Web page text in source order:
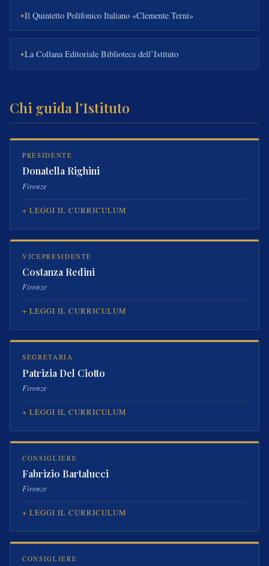
Il Quintetto Polifonico Italiano «Clemente Terni»
La Collana Editoriale Biblioteca dell’Istituto
Chi guida l’Istituto
PRESIDENTE
Donatella Righini
Firenze
LEGGI IL CURRICULUM
VICEPRESIDENTE
Costanza Redini
Firenze
LEGGI IL CURRICULUM
SEGRETARIA
Patrizia Del Ciotto
Firenze
LEGGI IL CURRICULUM
CONSIGLIERE
Fabrizio Bartalucci
Firenze
LEGGI IL CURRICULUM
CONSIGLIERE